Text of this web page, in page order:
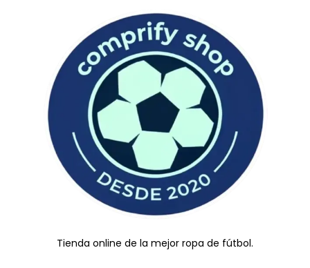
Tienda online de la mejor ropa de fútbol.